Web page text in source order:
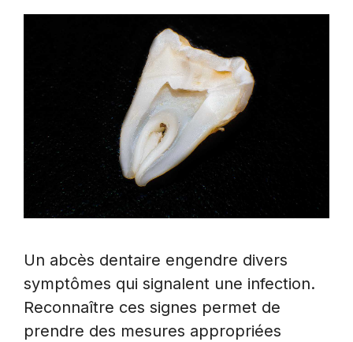
Un abcès dentaire engendre divers
symptômes qui signalent une infection.
Reconnaître ces signes permet de
prendre des mesures appropriées